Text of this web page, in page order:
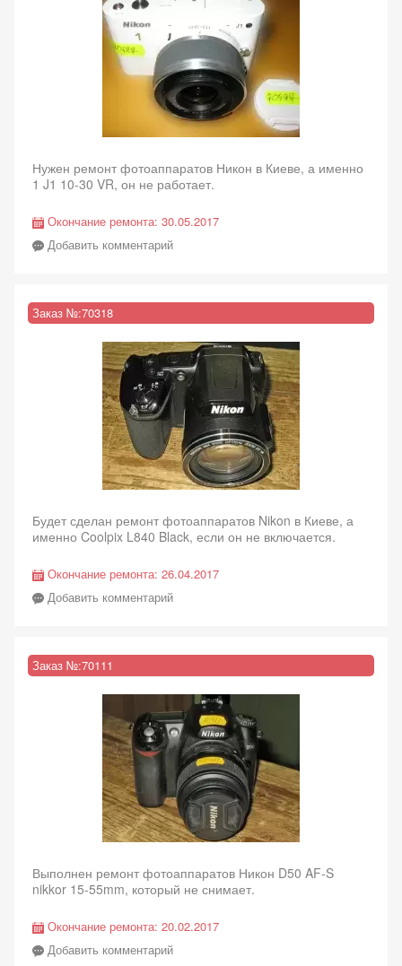
Нужен ремонт фотоаппаратов Никон в Киеве, а именно
1 J1 10-30 VR, он не работает.
Окончание ремонта: 30.05.2017
Добавить комментарий
Заказ №:70318
Будет сделан ремонт фотоаппаратов Nikon в Киеве, а
именно Coolpix L840 Black, если он не включается.
Окончание ремонта: 26.04.2017
Добавить комментарий
Заказ №:70111
Выполнен ремонт фотоаппаратов Никон D50 AF-S
nikkor 15-55mm, который не снимает.
Окончание ремонта: 20.02.2017
Добавить комментарий